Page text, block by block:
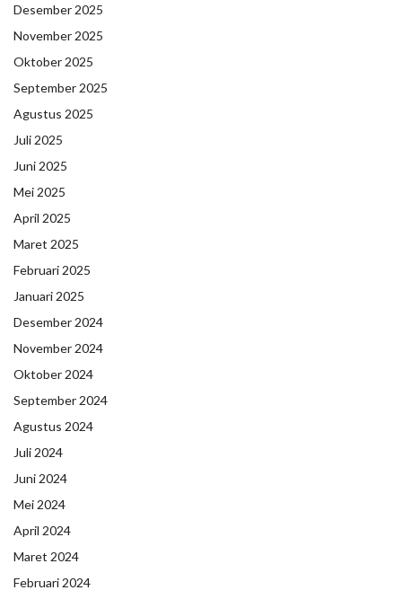
Desember 2025
November 2025
Oktober 2025
September 2025
Agustus 2025
Juli 2025
Juni 2025
Mei 2025
April 2025
Maret 2025
Februari 2025
Januari 2025
Desember 2024
November 2024
Oktober 2024
September 2024
Agustus 2024
Juli 2024
Juni 2024
Mei 2024
April 2024
Maret 2024
Februari 2024